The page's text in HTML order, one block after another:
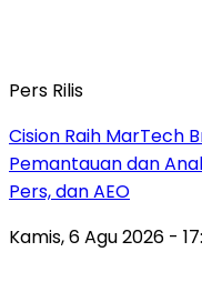
Pers Rilis
Cision Raih MarTech
Pemantauan dan
Pers, dan AEO
Kamis, 6 Agu 2026 -